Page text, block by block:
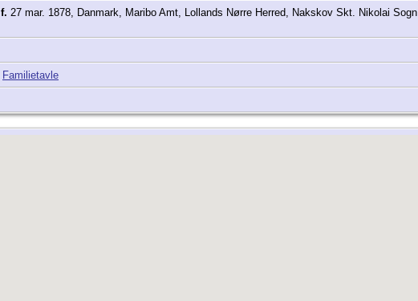
f. 27 mar. 1878, Danmark, Maribo Amt, Lollands Nørre Herred, Nakskov Skt. Nikolai Sogn
Familietavle